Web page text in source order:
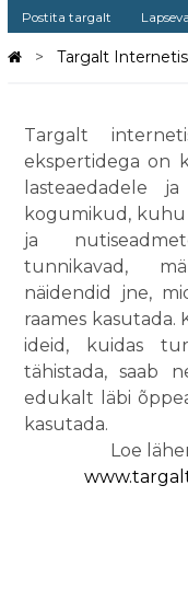
Postita targalt
Targalt Internetis
Targalt
ekspertidega on
lasteaedadele
kogumikud,
ja
tunnikavad,
näidendid jne,
raames
ideid, kuidas
tähistada, saab
edukalt läbi
kasutada.
Loe